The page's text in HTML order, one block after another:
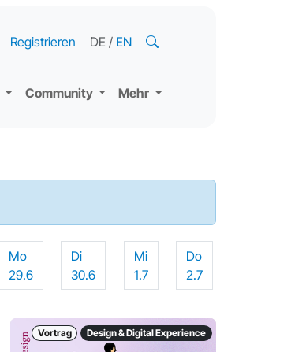
Community Mehr
Registrieren DE / EN
Mo
29.6
Di
30.6
Mi
1.7
Do
2.7
Vortrag Design & Digital Experience